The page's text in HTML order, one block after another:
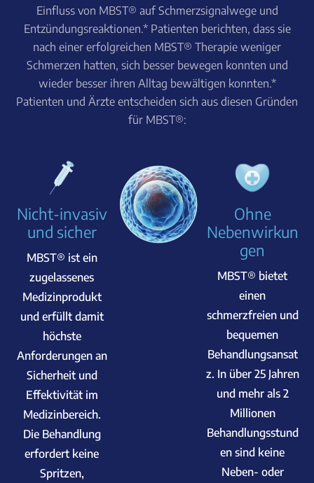
Einfluss von MBST® auf Schmerzsignalwege und
Entzündungsreaktionen.* Patienten berichten, dass sie
nach einer erfolgreichen MBST® Therapie weniger
Schmerzen hatten, sich besser bewegen konnten und
wieder besser ihren Alltag bewältigen konnten.*
Patienten und Ärzte entscheiden sich aus diesen Gründen
für MBST®:
Nicht-invasiv
und sicher
MBST® ist ein
zugelassenes
Medizinprodukt
und erfüllt damit
höchste
Anforderungen an
Sicherheit und
Effektivität im
Medizinbereich.
Die Behandlung
erfordert keine
Spritzen,
Ohne
Nebenwirkun
gen
MBST® bietet
einen
schmerzfreien und
bequemen
Behandlungsansat
z. In über 25 Jahren
und mehr als 2
Millionen
Behandlungsstund
en sind keine
Neben- oder